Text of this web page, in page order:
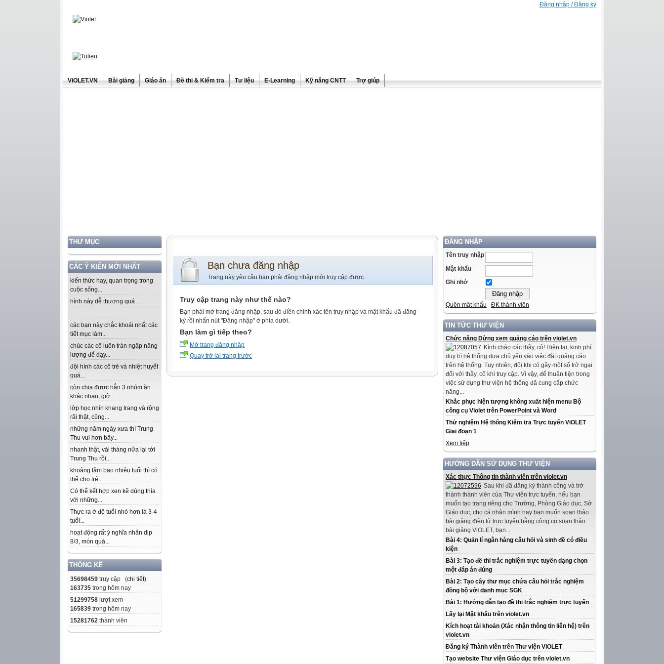
Đăng nhập / Đăng ký
ViOLET.VN Bài giảng Giáo án Đề thi & Kiểm tra Tư liệu E-Learning Kỹ năng CNTT Trợ giúp
THƯ MỤC
CÁC Ý KIẾN MỚI NHẤT
kiến thức hay, quan trọng trong
cuộc sống...
hình này dễ thương quá ...
...
các bạn này chắc khoái nhất các
tiết mục làm...
chúc các cô luôn tràn ngập năng
lượng để dạy...
đội hình các cô trẻ và nhiệt huyết
quá...
còn chia được hẳn 3 nhóm ăn
khác nhau, giờ...
lớp học nhìn khang trang và rộng
rãi thật, cũng...
những năm ngày xưa thì Trung
Thu vui hơn bây...
nhanh thật, vài tháng nữa lại tới
Trung Thu rồi...
khoảng tầm bao nhiêu tuổi thì có
thể cho trẻ...
Có thể kết hợp xen kẽ dùng thìa
với những...
Thực ra ở độ tuổi nhỏ hơn là 3-4
tuổi...
hoạt động rất ý nghĩa nhân dịp
8/3, món quà...
THỐNG KÊ
35698459 truy cập (chi tiết)
163735 trong hôm nay
51299758 lượt xem
165839 trong hôm nay
15281762 thành viên
ĐĂNG NHẬP
Tên truy nhập
Mật khẩu
Ghi nhớ
Quên mật khẩu ĐK thành viên
TIN TỨC THƯ VIỆN
Chức năng Dừng xem quảng cáo trên violet.vn
Kính chào các thầy, cô! Hiện tại, kinh phí
duy trì hệ thống dựa chủ yếu vào việc đặt quảng cáo
trên hệ thống. Tuy nhiên, đôi khi có gây một số trở ngại
đối với thầy, cô khi truy cập. Vì vậy, để thuận tiện trong
việc sử dụng thư viện hệ thống đã cung cấp chức
năng...
Khắc phục hiện tượng không xuất hiện menu Bộ
công cụ Violet trên PowerPoint và Word
Thử nghiệm Hệ thống Kiểm tra Trực tuyến ViOLET
Giai đoạn 1
Xem tiếp
HƯỚNG DẪN SỬ DỤNG THƯ VIỆN
Xác thực Thông tin thành viên trên violet.vn
Sau khi đã đăng ký thành công và trở
thành thành viên của Thư viện trực tuyến, nếu bạn
muốn tạo trang riêng cho Trường, Phòng Giáo dục, Sở
Giáo dục, cho cá nhân mình hay bạn muốn soạn thảo
bài giảng điện tử trực tuyến bằng công cụ soạn thảo
bài giảng ViOLET, bạn...
Bài 4: Quản lí ngân hàng câu hỏi và sinh đề có điều
kiện
Bài 3: Tạo đề thi trắc nghiệm trực tuyến dạng chọn
một đáp án đúng
Bài 2: Tạo cây thư mục chứa câu hỏi trắc nghiệm
đồng bộ với danh mục SGK
Bài 1: Hướng dẫn tạo đề thi trắc nghiệm trực tuyến
Lấy lại Mật khẩu trên violet.vn
Kích hoạt tài khoản (Xác nhận thông tin liên hệ) trên
violet.vn
Đăng ký Thành viên trên Thư viện ViOLET
Tạo website Thư viện Giáo dục trên violet.vn
Bạn chưa đăng nhập
Trang này yêu cầu bạn phải đăng nhập mới truy cập được.
Truy cập trang này như thế nào?
Bạn phải mở trang đăng nhập, sau đó điền chính xác tên truy nhập và mật khẩu đã đăng
ký rồi nhấn nút "Đăng nhập" ở phía dưới.
Bạn làm gì tiếp theo?
Mở trang đăng nhập
Quay trở lại trang trước